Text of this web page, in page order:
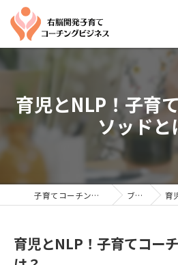
育児とNLP！子育
ソッドと
子育てコーチングならYTC ブログ 育児
育児とNLP！子育てコー